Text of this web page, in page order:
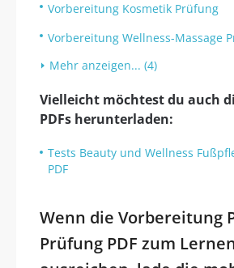
Vorbereitung Kosmetik Prüfung
Vorbereitung Wellness-Massage
Mehr anzeigen... (4)
Vielleicht möchtest du auch
PDFs herunterladen:
Tests Beauty und Wellness
PDF
Wenn die Vorbereitung
Prüfung PDF zum